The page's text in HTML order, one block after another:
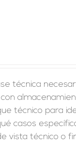
técnica
técnico para
casos
vista técnico o